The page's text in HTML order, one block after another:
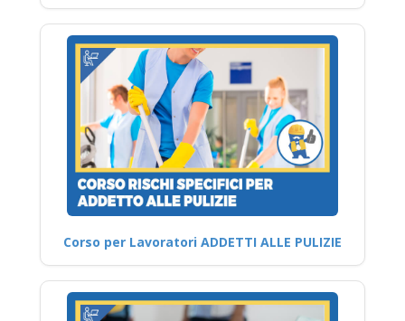
Corso per Lavoratori ADDETTI ALLE PULIZIE